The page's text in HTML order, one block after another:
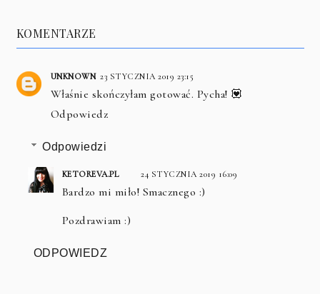
KOMENTARZE
UNKNOWN 23 STYCZNIA 2019 23:15
Właśnie skończyłam gotować. Pycha! 💟
Odpowiedz
Odpowiedzi
KETOREVA.PL 24 STYCZNIA 2019 16:09
Bardzo mi miło! Smacznego :)
Pozdrawiam :)
ODPOWIEDZ